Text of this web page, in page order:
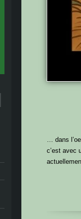
… dans
c’est avec